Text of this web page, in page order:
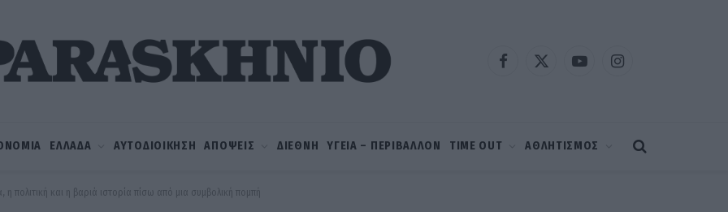
Facebook
X
YouTubeInstagram
ΕΛΛΑΔΑ ΑΥΤΟΔΙΟΙΚΗΣΗ ΑΠΟΨΕΙΣ ΔΙΕΘΝΗ ΥΓΕΙΑ – ΠΕΡΙΒΑΛΛΟΝ TIME OUT ΑΘΛΗΤΙΣΜΟΣ
πολιτική και η βαριά ιστορία πίσω από μια συμβολική πομπή